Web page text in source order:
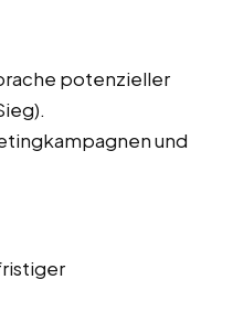
potenzieller
und